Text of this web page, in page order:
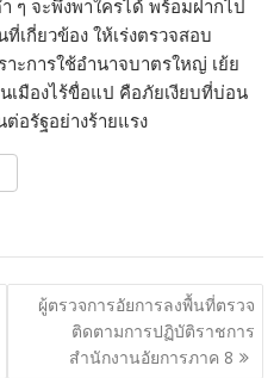
ๆ จะพึ่งพาใครได้ พร้อมฝากไป
เกี่ยวข้อง ให้เร่งตรวจสอบ
าะการใช้อำนาจบาตรใหญ่ เย้ย
เมืองไร้ขื่อแป คือภัยเงียบที่บ่อน
อรัฐอย่างร้ายแรง
ผู้ตรวจการอัยการลงพื้นที่ตรวจ
ติดตามการปฏิบัติราชการ
สำนักงานอัยการภาค 8